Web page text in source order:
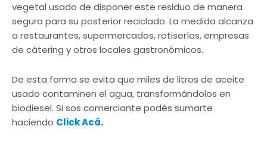
vegetal usado de disponer este residuo de manera
segura para su posterior reciclado. La medida alcanza
a restaurantes, supermercados, rotiserías, empresas
de cátering y otros locales gastronómicos.
De esta forma se evita que miles de litros de aceite
usado contaminen el agua, transformándolos en
biodiesel. Si sos comerciante podés sumarte
haciendo Click Acá.